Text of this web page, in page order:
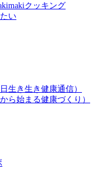
クッキング
い
生き生き健康通信）
ら始まる健康づくり）